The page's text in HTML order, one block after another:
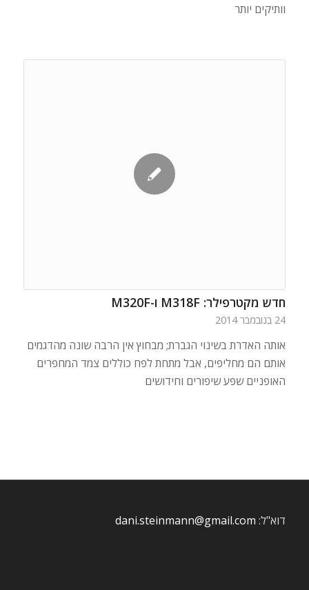
וותיקים יותר
חדש מקטרפילר: M318F ו-M320F
24 בנובמבר 2014
אותה האדרת בשינוי הגברת; מבחוץ אין הרבה שונה מהדגמים
אותם הם מחליפים, אבל מתחת לפח כוללים צמד המחפרים
האופניים שפע שיפורים וחידושים
דוא"ל: dani.steinmann@gmail.com